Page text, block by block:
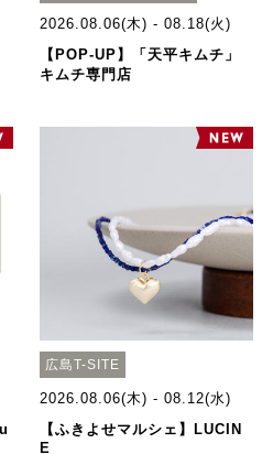
2026.08.06(木) - 08.18(火)
【POP-UP】「天平キムチ」
キムチ専門店
広島T-SITE
2026.08.06(木) - 08.12(水)
【ふきよせマルシェ】LUCIN
E